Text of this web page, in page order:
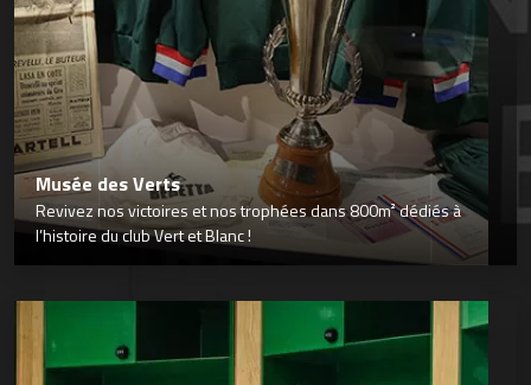
Musée des Verts
Revivez nos victoires et nos trophées dans 800m² dédiés à
l’histoire du club Vert et Blanc !